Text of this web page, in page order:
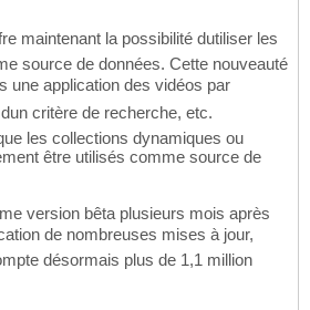
maintenant la possibilité dutiliser les
source de données. Cette nouveauté
une application des vidéos par
critère de recherche, etc.
les collections dynamiques ou
être utilisés comme source de
version bêta plusieurs mois après
de nombreuses mises à jour,
désormais plus de 1,1 million